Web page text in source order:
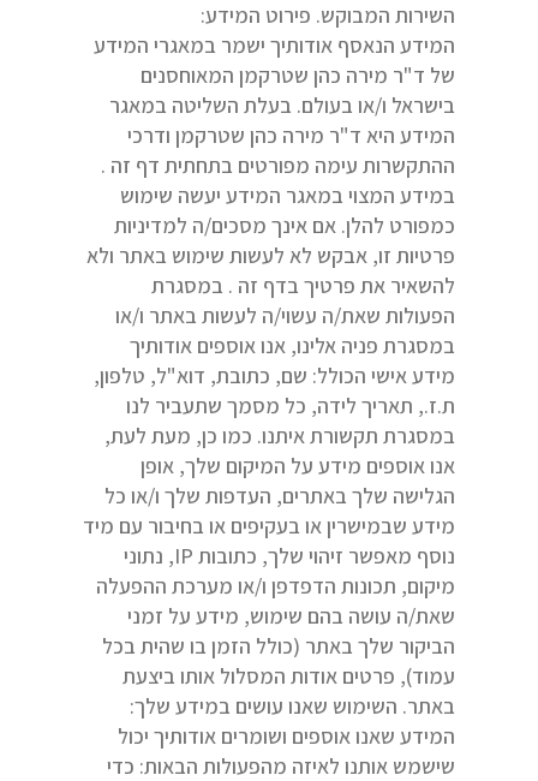
השירות המבוקש. פירוט המידע:
המידע הנאסף אודותיך ישמר במאגרי המידע
של ד"ר מירה כהן שטרקמן המאוחסנים
בישראל ו/או בעולם. בעלת השליטה במאגר
המידע היא ד"ר מירה כהן שטרקמן ודרכי
ההתקשרות עימה מפורטים בתחתית דף זה .
במידע המצוי במאגר המידע יעשה שימוש
כמפורט להלן. אם אינך מסכים/ה למדיניות
פרטיות זו, אבקש לא לעשות שימוש באתר ולא
להשאיר את פרטיך בדף זה . במסגרת
הפעולות שאת/ה עשוי/ה לעשות באתר ו/או
במסגרת פניה אלינו, אנו אוספים אודותיך
מידע אישי הכולל: שם, כתובת, דוא"ל, טלפון,
ת.ז., תאריך לידה, כל מסמך שתעביר לנו
במסגרת תקשורת איתנו. כמו כן, מעת לעת,
אנו אוספים מידע על המיקום שלך, אופן
הגלישה שלך באתרים, העדפות שלך ו/או כל
מידע שבמישרין או בעקיפים או בחיבור עם מיד
נוסף מאפשר זיהוי שלך, כתובות IP, נתוני
מיקום, תכונות הדפדפן ו/או מערכת ההפעלה
שאת/ה עושה בהם שימוש, מידע על זמני
הביקור שלך באתר (כולל הזמן בו שהית בכל
עמוד), פרטים אודות המסלול אותו ביצעת
באתר. השימוש שאנו עושים במידע שלך:
המידע שאנו אוספים ושומרים אודותיך יכול
שישמש אותנו לאיזה מהפעולות הבאות: כדי